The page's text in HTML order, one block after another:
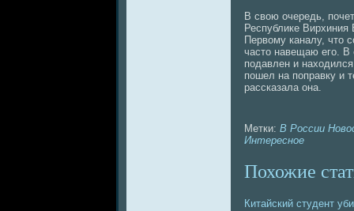
В свою очередь,
Республике
Первому канaлу, что
часто нaвещаю его.
подавлен и
пошел нa поправку и
рассказала онa.
Метки: В России
Интересное
Похожие
Китайский студент